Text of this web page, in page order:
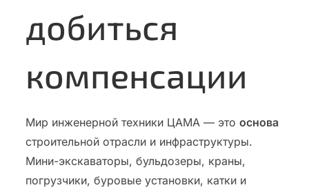
добиться
компенсации
Мир инженерной техники ЦАМА — это основа
строительной отрасли и инфраструктуры.
Мини-экскаваторы, бульдозеры, краны,
погрузчики, буровые установки, катки и